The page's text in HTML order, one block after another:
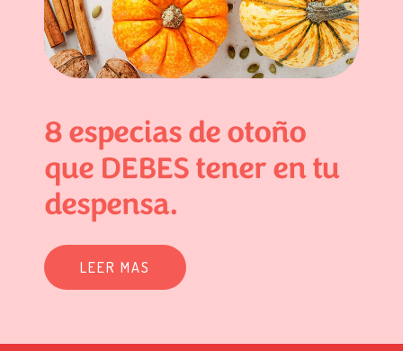
8 especias de otoño
que DEBES tener en tu
despensa.
LEER MAS